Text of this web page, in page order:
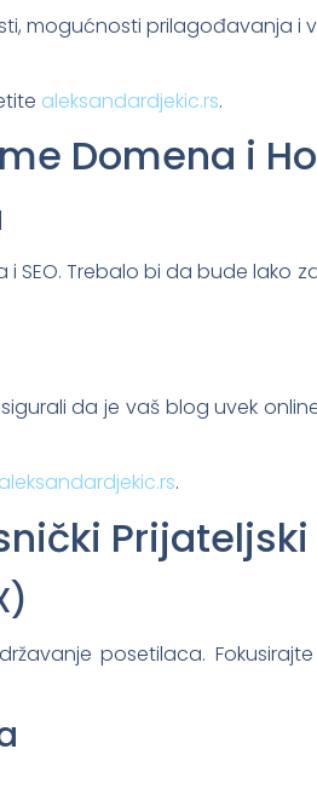
mogućnosti prilagođavanja i
aleksandardjekic.rs.
Domena i
Trebalo bi da bude lako
da je vaš blog uvek
aleksandardjekic.rs.
Prijateljski
posetilaca.